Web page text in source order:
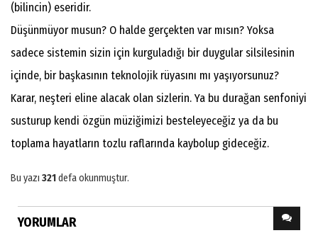
(bilincin) eseridir.
​Düşünmüyor musun? O halde gerçekten var mısın? Yoksa
sadece sistemin sizin için kurguladığı bir duygular silsilesinin
içinde, bir başkasının teknolojik rüyasını mı yaşıyorsunuz?
​Karar, neşteri eline alacak olan sizlerin. Ya bu durağan senfoniyi
susturup kendi özgün müziğimizi besteleyeceğiz ya da bu
toplama hayatların tozlu raflarında kaybolup gideceğiz.
Bu yazı 321defa okunmuştur.
YORUMLAR